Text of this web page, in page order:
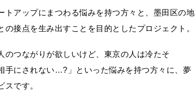
トアップにまつわる悩みを持つ方々と、墨田区の地
接点を生み出すことを目的としたプロジェクト。
のつながりが欲しいけど、東京の人は冷たそ
手にされない…?」といった悩みを持つ方々に、夢
です。